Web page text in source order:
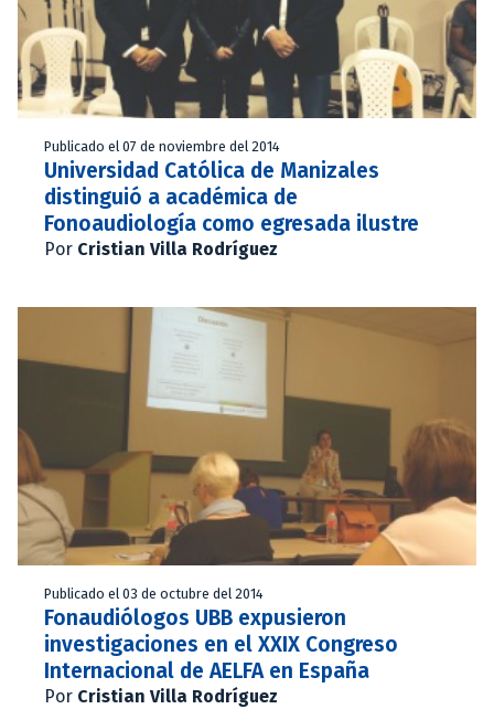
Publicado el 07 de noviembre del 2014
Universidad Católica de Manizales
distinguió a académica de
Fonoaudiología como egresada ilustre
Por Cristian Villa Rodríguez
Publicado el 03 de octubre del 2014
Fonaudiólogos UBB expusieron
investigaciones en el XXIX Congreso
Internacional de AELFA en España
Por Cristian Villa Rodríguez